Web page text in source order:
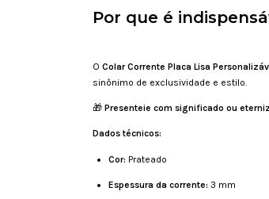
Por que é
O Colar Corrente Placa Lisa
sinônimo de exclusividade e estilo.
🎁 Presenteie com significado ou
Dados técnicos:
Cor: Prateado
Espessura da corrente: 3 mm